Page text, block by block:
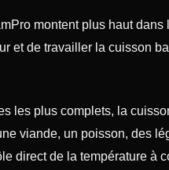
montent plus haut
et de travailler la cuisson
les plus complets, la
viande, un poisson, des
direct de la température à